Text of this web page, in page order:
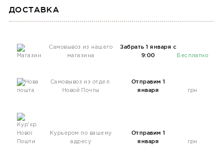
ДОСТАВКА
Самовывоз из нашего
магазина
Забрать 1 января с
9:00
Бесплатно
Самовывоз из отдел.
Новой Почты
Отправим 1
января
грн
Курьером по вашему
адресу
Отправим 1
января
грн